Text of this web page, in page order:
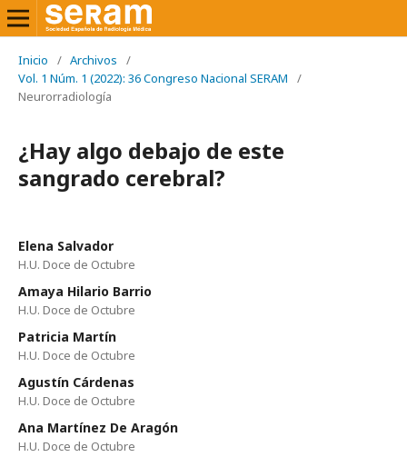
Inicio / Archivos
/
Vol. 1 Núm. 1 (2022): 36 Congreso Nacional SERAM
/
Neurorradiología
¿Hay algo debajo de este
sangrado cerebral?
Elena Salvador
H.U. Doce de Octubre
Amaya Hilario Barrio
H.U. Doce de Octubre
Patricia Martín
H.U. Doce de Octubre
Agustín Cárdenas
H.U. Doce de Octubre
Ana Martínez De Aragón
H.U. Doce de Octubre